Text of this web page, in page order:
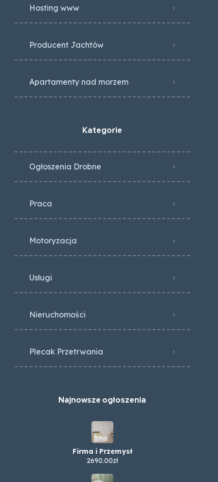
Hosting www
Producent Jachtów
Apartamenty nad morzem
Kategorie
Ogłoszenia Drobne
Praca
Motoryzacja
Usługi
Nieruchomości
Plecak Przetrwania
Najnowsze ogłoszenia
Firma i Przemysł
2690.00zł